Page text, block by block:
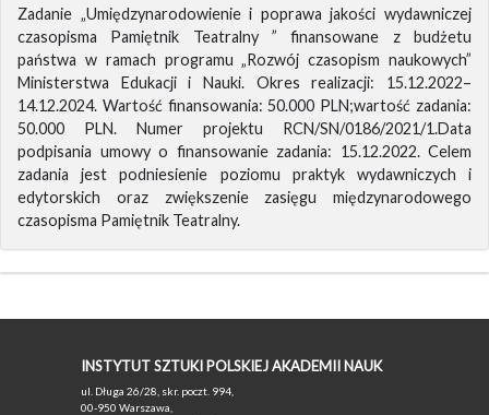
Zadanie „Umiędzynarodowienie i poprawa jakości wydawniczej
czasopisma Pamiętnik Teatralny ” finansowane z budżetu
państwa w ramach programu „Rozwój czasopism naukowych”
Ministerstwa Edukacji i Nauki. Okres realizacji: 15.12.2022–
14.12.2024. Wartość finansowania: 50.000 PLN;wartość zadania:
50.000 PLN. Numer projektu RCN/SN/0186/2021/1.Data
podpisania umowy o finansowanie zadania: 15.12.2022. Celem
zadania jest podniesienie poziomu praktyk wydawniczych i
edytorskich oraz zwiększenie zasięgu międzynarodowego
czasopisma Pamiętnik Teatralny.
INSTYTUT SZTUKI POLSKIEJ AKADEMII NAUK
ul. Długa 26/28, skr. poczt. 994,
00-950 Warszawa,